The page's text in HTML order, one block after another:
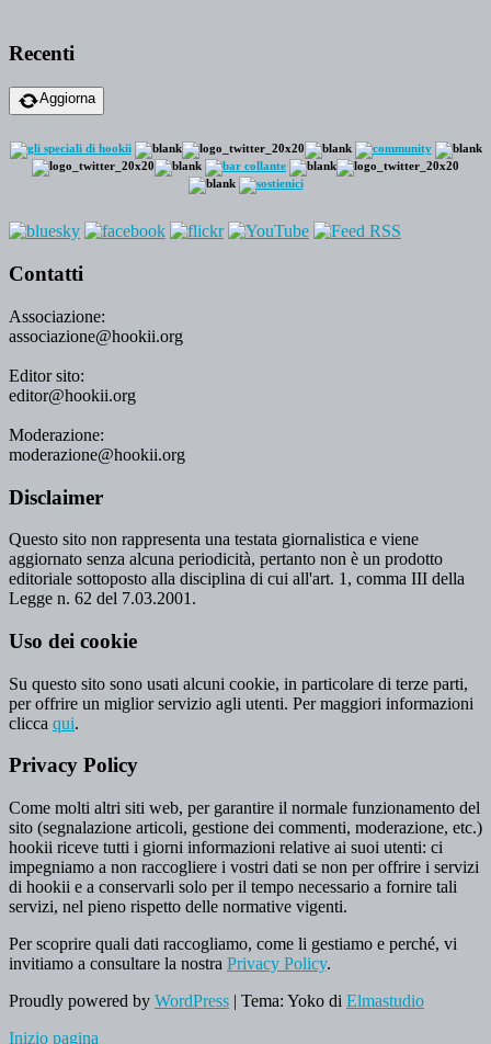
Recenti
Aggiorna
Contatti
Associazione:
associazione@hookii.org
Editor sito:
editor@hookii.org
Moderazione:
moderazione@hookii.org
Disclaimer
Questo sito non rappresenta una testata giornalistica e viene
aggiornato senza alcuna periodicità, pertanto non è un prodotto
editoriale sottoposto alla disciplina di cui all'art. 1, comma III della
Legge n. 62 del 7.03.2001.
Uso dei cookie
Su questo sito sono usati alcuni cookie, in particolare di terze parti,
per offrire un miglior servizio agli utenti. Per maggiori informazioni
clicca qui.
Privacy Policy
Come molti altri siti web, per garantire il normale funzionamento del
sito (segnalazione articoli, gestione dei commenti, moderazione, etc.)
hookii riceve tutti i giorni informazioni relative ai suoi utenti: ci
impegniamo a non raccogliere i vostri dati se non per offrire i servizi
di hookii e a conservarli solo per il tempo necessario a fornire tali
servizi, nel pieno rispetto delle normative vigenti.
Per scoprire quali dati raccogliamo, come li gestiamo e perché, vi
invitiamo a consultare la nostra Privacy Policy.
Proudly powered by WordPress | Tema: Yoko di Elmastudio
Inizio pagina